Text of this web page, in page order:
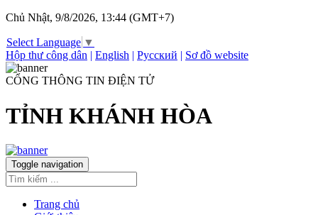
Chủ Nhật, 9/8/2026, 13:44 (GMT+7)
Select Language ▼
Hộp thư công dân | English | Русский | Sơ đồ website
CỔNG THÔNG TIN ĐIỆN TỬ
TỈNH KHÁNH HÒA
Toggle navigation
Trang chủ